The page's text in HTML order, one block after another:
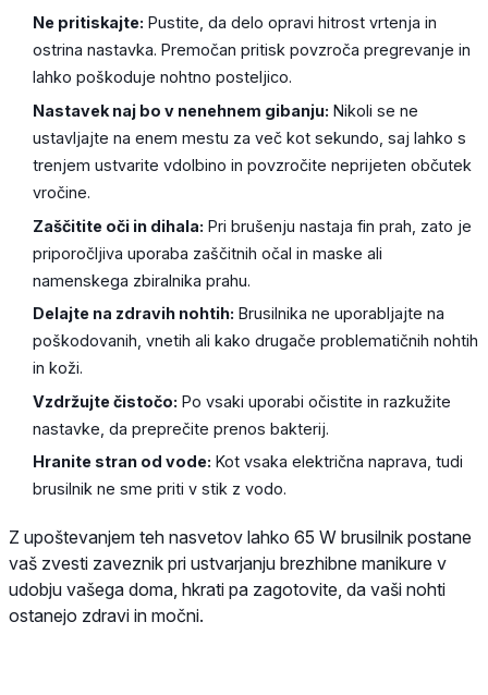
Ne pritiskajte: Pustite, da delo opravi hitrost vrtenja in
ostrina nastavka. Premočan pritisk povzroča pregrevanje in
lahko poškoduje nohtno posteljico.
Nastavek naj bo v nenehnem gibanju: Nikoli se ne
ustavljajte na enem mestu za več kot sekundo, saj lahko s
trenjem ustvarite vdolbino in povzročite neprijeten občutek
vročine.
Zaščitite oči in dihala: Pri brušenju nastaja fin prah, zato je
priporočljiva uporaba zaščitnih očal in maske ali
namenskega zbiralnika prahu.
Delajte na zdravih nohtih: Brusilnika ne uporabljajte na
poškodovanih, vnetih ali kako drugače problematičnih nohtih
in koži.
Vzdržujte čistočo: Po vsaki uporabi očistite in razkužite
nastavke, da preprečite prenos bakterij.
Hranite stran od vode: Kot vsaka električna naprava, tudi
brusilnik ne sme priti v stik z vodo.
Z upoštevanjem teh nasvetov lahko 65 W brusilnik postane
vaš zvesti zaveznik pri ustvarjanju brezhibne manikure v
udobju vašega doma, hkrati pa zagotovite, da vaši nohti
ostanejo zdravi in močni.